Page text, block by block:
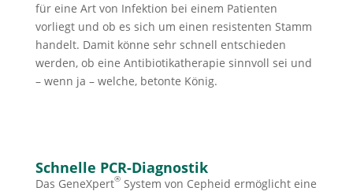
für eine Art von Infektion bei einem Patienten
vorliegt und ob es sich um einen resistenten Stamm
handelt. Damit könne sehr schnell entschieden
werden, ob eine Antibiotikatherapie sinnvoll sei und
– wenn ja – welche, betonte König.
Schnelle PCR-Diagnostik
Das GeneXpert®System von Cepheid ermöglicht eine